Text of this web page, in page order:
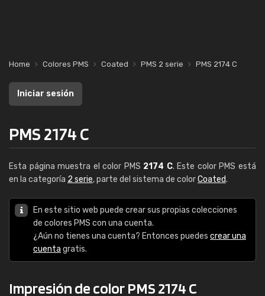
Home Colores PMS Coated PMS 2 serie PMS 2174 C
Iniciar sesión
PMS 2174 C
Esta página muestra el color PMS 2174 C. Este color PMS está
en la categoría 2 serie, parte del sistema de colorCoated.
En este sitio web puede crear sus propias colecciones
de colores PMS con una cuenta.
¿Aún no tienes una cuenta? Entonces puedes crear una
cuenta gratis.
Impresión de color PMS 2174 C